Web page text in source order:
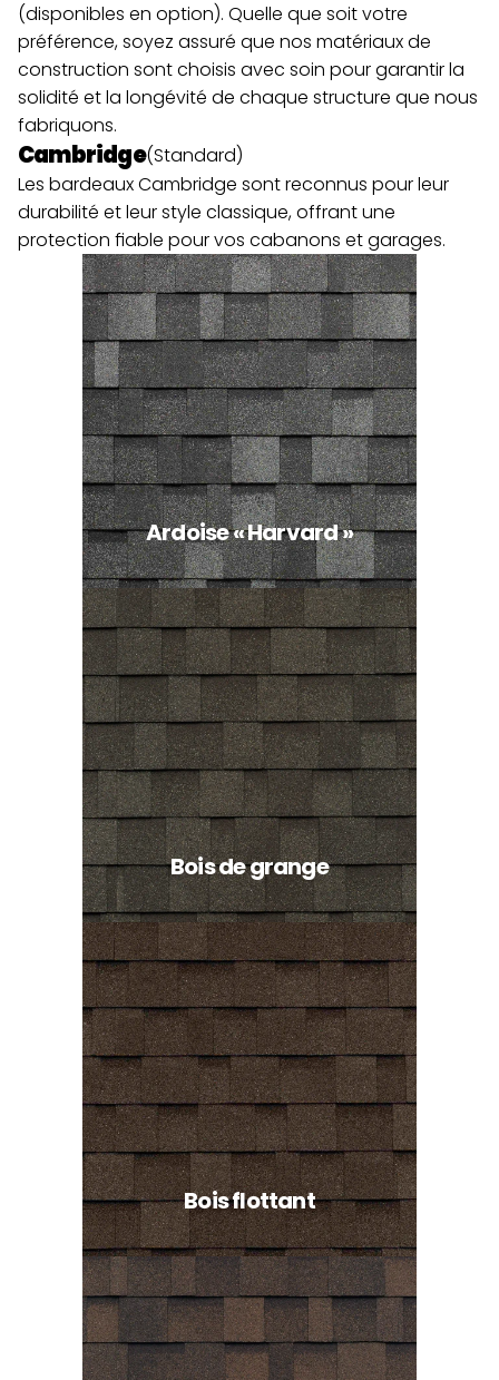
(disponibles en option). Quelle que soit votre
préférence, soyez assuré que nos matériaux de
construction sont choisis avec soin pour garantir la
solidité et la longévité de chaque structure que nous
fabriquons.
Cambridge(Standard)
Les bardeaux Cambridge sont reconnus pour leur
durabilité et leur style classique, offrant une
protection fiable pour vos cabanons et garages.
Ardoise « Harvard »
Bois de grange
Bois flottant